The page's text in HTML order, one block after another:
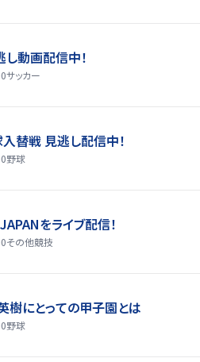
動画配信中！
サッカー
替戦 見逃し配信中！
野球
をライブ配信！
その他競技
樹にとっての甲子園とは
野球